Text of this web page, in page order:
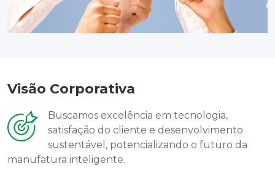
Visão Corporativa
Buscamos excelência em tecnologia,
satisfação do cliente e desenvolvimento
sustentável, potencializando o futuro da
manufatura inteligente.